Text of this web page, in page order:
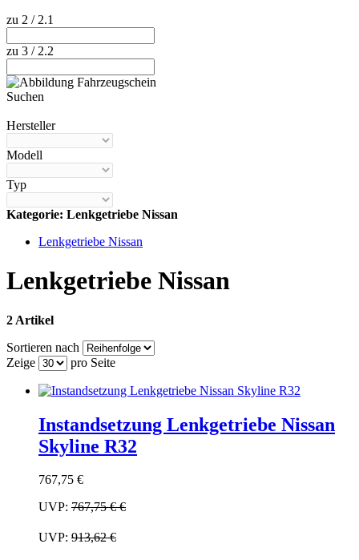
zu 2 / 2.1
zu 3 / 2.2
Suchen
Hersteller
Modell
Typ
Kategorie: Lenkgetriebe Nissan
Lenkgetriebe Nissan
Lenkgetriebe Nissan
2 Artikel
Sortieren nach
Zeige
pro Seite
Instandsetzung Lenkgetriebe Nissan
Skyline R32
767,75 €
UVP: 767,75 €€
UVP: 913,62 €